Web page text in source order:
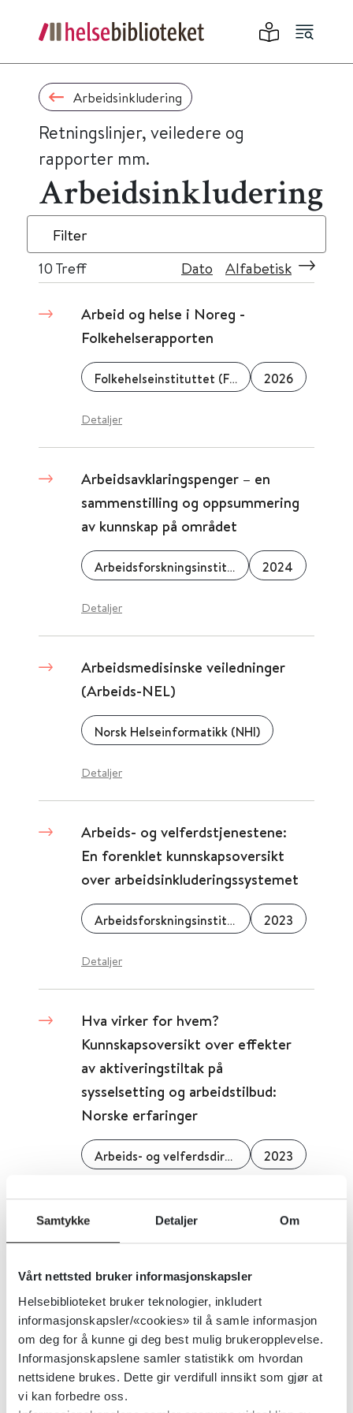
Samtykke Detaljer Om
Vårt nettsted bruker informasjonskapsler
Helsebiblioteket bruker teknologier, inkludert
informasjonskapsler/«cookies» til å samle informasjon
om deg for å kunne gi deg best mulig brukeropplevelse.
Informasjonskapslene samler statistikk om hvordan
nettsidene brukes. Dette gir verdifull innsikt som gjør at
vi kan forbedre oss.
Arbeidsinkludering
Retningslinjer, veiledere og
rapporter mm.
Arbeidsinkludering
Filter
10 Treff Dato Alfabetisk
Arbeid og helse i Noreg -
Folkehelserapporten
Folkehelseinstituttet (FHI) 2026
Detaljer
Arbeidsavklaringspenger – en
sammenstilling og oppsummering
av kunnskap på området
Arbeidsforskningsinstituttet 2024
Detaljer
Arbeidsmedisinske veiledninger
(Arbeids-NEL)
Norsk Helseinformatikk (NHI)
Detaljer
Arbeids- og velferdstjenestene:
En forenklet kunnskapsoversikt
over arbeidsinkluderingssystemet
Arbeidsforskningsinstituttet 2023
Detaljer
Hva virker for hvem?
Kunnskapsoversikt over effekter
av aktiveringstiltak på
sysselsetting og arbeidstilbud:
Norske erfaringer
Arbeids- og velferdsdirektoratet 2023
Detaljer
og samfunn: En sammenstilling av
kunnskap fra nordisk forskning
Arbeidsforskningsinstituttet 2022
Detaljer